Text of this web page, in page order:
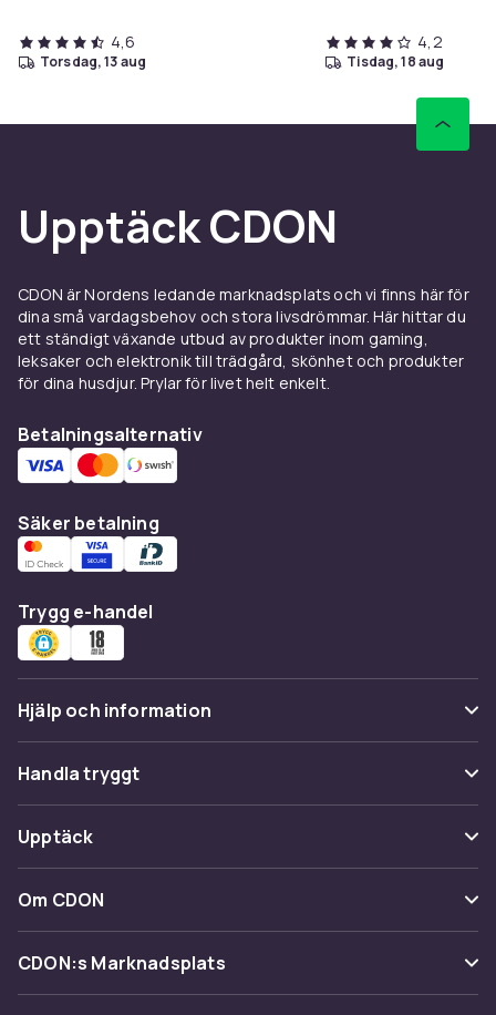
4,6
torsdag, 13 aug
4,2
tisdag, 18 aug
Upptäck CDON
CDON är Nordens ledande marknadsplats och vi finns här för
dina små vardagsbehov och stora livsdrömmar. Här hittar du
ett ständigt växande utbud av produkter inom gaming,
leksaker och elektronik till trädgård, skönhet och produkter
för dina husdjur. Prylar för livet helt enkelt.
Betalningsalternativ
Säker betalning
Trygg e-handel
Hjälp och information
Vanliga frågor
Spåra paket
Ångra & Returnera här
Kundservice
Handla tryggt
Betalning
Leverans
Återkallelser
Upptäck
Kategorier
Varumärken
Om CDON
Om oss
Kundrecensioner
CDON:s Marknadsplats